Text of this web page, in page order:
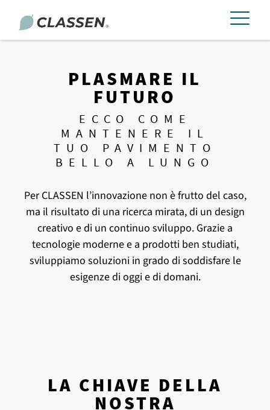
PLASMARE IL
FUTURO
ECCO COME
MANTENERE IL
TUO PAVIMENTO
BELLO A LUNGO
Per CLASSEN l’innovazione non è frutto del caso,
ma il risultato di una ricerca mirata, di un design
creativo e di un continuo sviluppo. Grazie a
tecnologie moderne e a prodotti ben studiati,
sviluppiamo soluzioni in grado di soddisfare le
esigenze di oggi e di domani.
LA CHIAVE DELLA
NOSTRA